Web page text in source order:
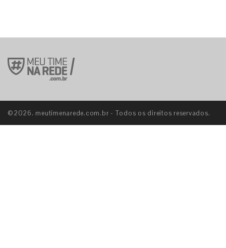
©2026. meutimenarede.com.br - Todos os direitos reservados.